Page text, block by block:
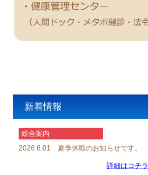
新着情報
総合案内
2026.8.01 夏季休暇のお知らせです。
詳細はコチラ